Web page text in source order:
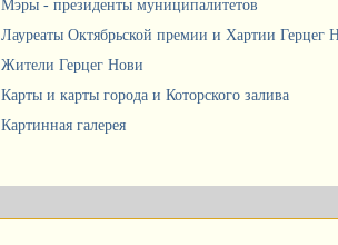
Мэры - президенты муниципалитетов
Лауреаты Октябрьской премии и Хартии Герцег
Жители Герцег Нови
Карты и карты города и Которского залива
Картинная галерея